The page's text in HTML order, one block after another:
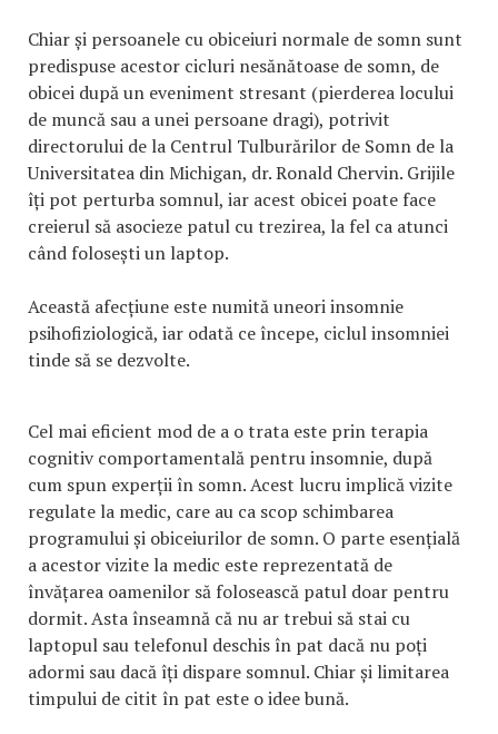
Chiar și persoanele cu obiceiuri normale de somn sunt
predispuse acestor cicluri nesănătoase de somn, de
obicei după un eveniment stresant (pierderea locului
de muncă sau a unei persoane dragi), potrivit
directorului de la Centrul Tulburărilor de Somn de la
Universitatea din Michigan, dr. Ronald Chervin. Grijile
îți pot perturba somnul, iar acest obicei poate face
creierul să asocieze patul cu trezirea, la fel ca atunci
când folosești un laptop.
Această afecțiune este numită uneori insomnie
psihofiziologică, iar odată ce începe, ciclul insomniei
tinde să se dezvolte.
Cel mai eficient mod de a o trata este prin terapia
cognitiv comportamentală pentru insomnie, după
cum spun experții în somn. Acest lucru implică vizite
regulate la medic, care au ca scop schimbarea
programului și obiceiurilor de somn. O parte esențială
a acestor vizite la medic este reprezentată de
învățarea oamenilor să folosească patul doar pentru
dormit. Asta înseamnă că nu ar trebui să stai cu
laptopul sau telefonul deschis în pat dacă nu poți
adormi sau dacă îți dispare somnul. Chiar și limitarea
timpului de citit în pat este o idee bună.